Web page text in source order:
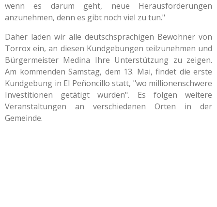
wenn es darum geht, neue Herausforderungen
anzunehmen, denn es gibt noch viel zu tun."
Daher laden wir alle deutschsprachigen Bewohner von
Torrox ein, an diesen Kundgebungen teilzunehmen und
Bürgermeister Medina Ihre Unterstützung zu zeigen.
Am kommenden Samstag, dem 13. Mai, findet die erste
Kundgebung in El Peñoncillo statt, "wo millionenschwere
Investitionen getätigt wurden". Es folgen weitere
Veranstaltungen an verschiedenen Orten in der
Gemeinde.